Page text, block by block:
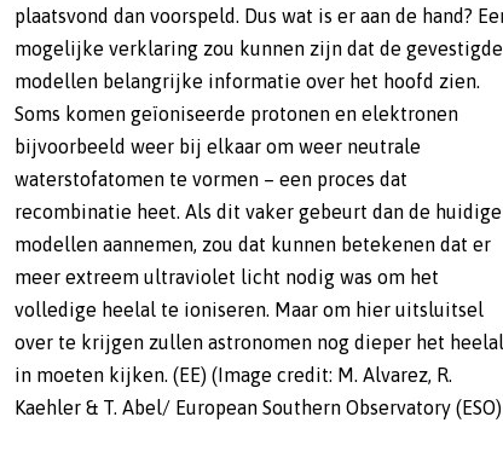
Kaehler & T. Abel/ European Southern Observatory (ESO)